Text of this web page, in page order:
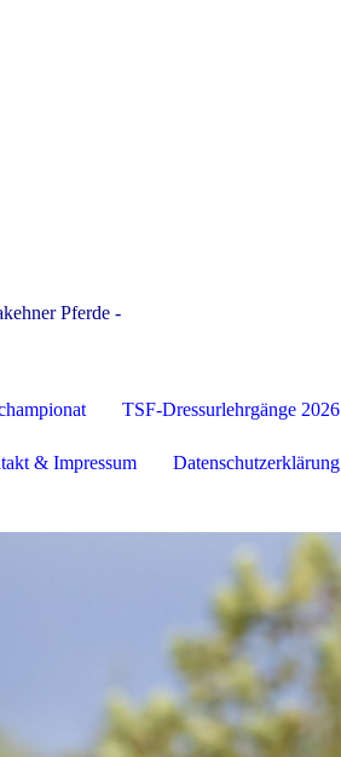
Pferde -
TSF-Dressurlehrgänge 2026
& Impressum Datenschutzerklärung